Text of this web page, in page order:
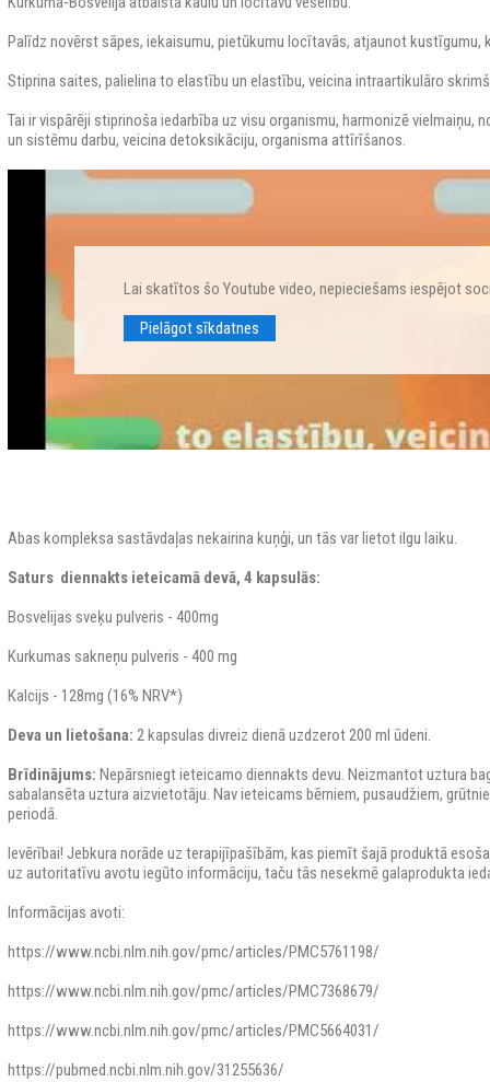
Palīdz novērst sāpes, iekaisumu, pietūkumu locītavās, atjaunot kustīgumu,
Stiprina saites, palielina to elastību un elastību, veicina intraartikulāro
Tai ir vispārēji stiprinoša iedarbība uz visu organismu, harmonizē vielmaiņu,
un sistēmu darbu, veicina detoksikāciju, organisma attīrīšanos.
Lai skatītos šo Youtube video, nepieciešams iespējot
Pielāgot sīkdatnes
Abas kompleksa sastāvdaļas nekairina kuņģi, un tās var lietot ilgu laiku.
Saturs diennakts ieteicamā devā, 4 kapsulās:
Bosvelijas sveķu pulveris - 400mg
Kurkumas sakneņu pulveris - 400 mg
Kalcijs - 128mg (16% NRV*)
Deva un lietošana: 2 kapsulas divreiz dienā uzdzerot 200 ml ūdeni.
Brīdinājums: Nepārsniegt ieteicamo diennakts devu. Neizmantot uztura
sabalansēta uztura aizvietotāju. Nav ieteicams bērniem, pusaudžiem,
periodā.
Ievērībai! Jebkura norāde uz terapijīpašībām, kas piemīt šajā produktā
uz autoritatīvu avotu iegūto informāciju, taču tās nesekmē galaprodukta
Informācijas avoti:
https://www.ncbi.nlm.nih.gov/pmc/articles/PMC5761198/
https://www.ncbi.nlm.nih.gov/pmc/articles/PMC7368679/
https://www.ncbi.nlm.nih.gov/pmc/articles/PMC5664031/
https://pubmed.ncbi.nlm.nih.gov/31255636/